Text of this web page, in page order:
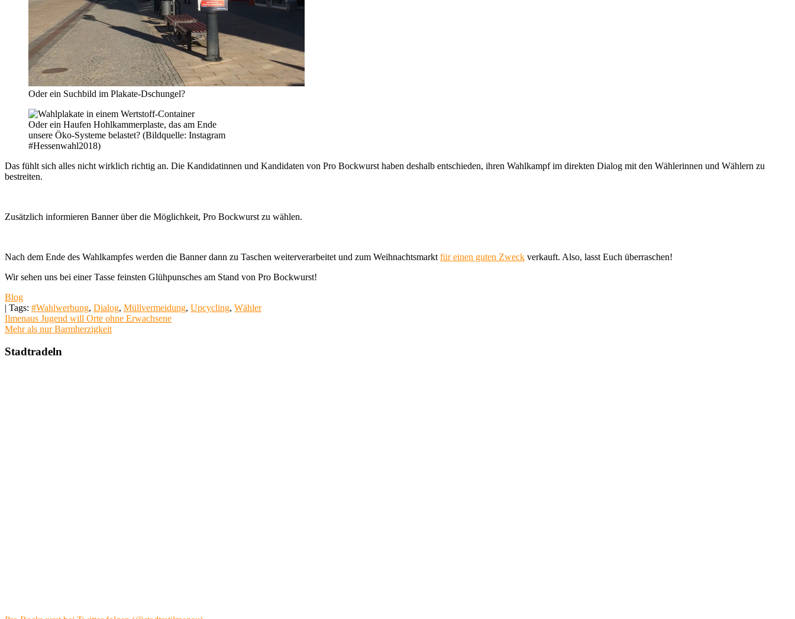
Oder ein Suchbild im Plakate-Dschungel?
Oder ein Haufen Hohlkammerplaste, das am Ende
unsere Öko-Systeme belastet? (Bildquelle: Instagram
#Hessenwahl2018)
Das fühlt sich alles nicht wirklich richtig an. Die Kandidatinnen und Kandidaten von Pro Bockwurst haben deshalb entschieden, ihren Wahlkampf im direkten Dialog mit den Wählerinnen und Wählern zu
bestreiten.
Zusätzlich informieren Banner über die Möglichkeit, Pro Bockwurst zu wählen.
Nach dem Ende des Wahlkampfes werden die Banner dann zu Taschen weiterverarbeitet und zum Weihnachtsmarkt für einen guten Zweck verkauft. Also, lasst Euch überraschen!
Wir sehen uns bei einer Tasse feinsten Glühpunsches am Stand von Pro Bockwurst!
Blog
| Tags: #Wahlwerbung, Dialog, Müllvermeidung, Upcycling, Wähler
Beitragsnavigation
Ilmenaus Jugend will Orte ohne Erwachsene
Mehr als nur Barmherzigkeit
Stadtradeln